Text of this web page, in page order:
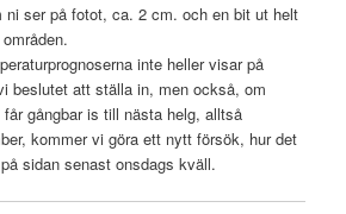
ni ser på fotot, ca. 2 cm. och en bit ut helt
inte heller visar på
beslutet att ställa in, men också, om
gångbar is till nästa helg, alltså
kommer vi göra ett nytt försök, hur det
sidan senast onsdags kväll.